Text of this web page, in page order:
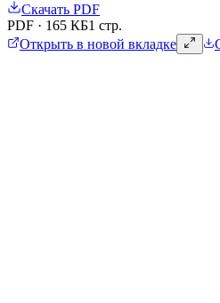
Скачать PDF
PDF · 165 КБ1 стр.
Открыть в новой вкладке